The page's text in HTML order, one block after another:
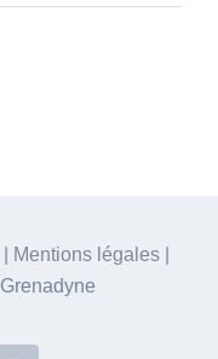
Mentions légales |